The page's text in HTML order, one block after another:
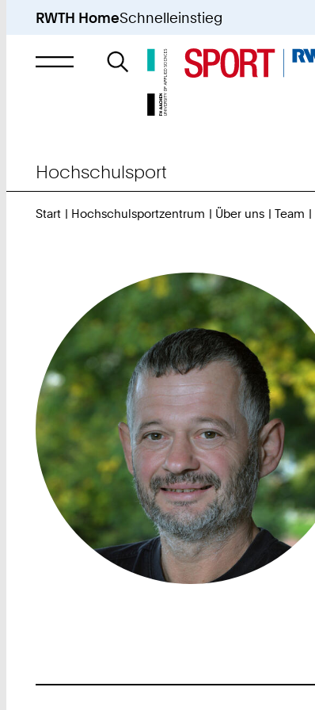
RWTH HomeSchnelleinstieg
Suche
nach
Hochschulsport
Start Hochschulsportzentrum Über uns Team